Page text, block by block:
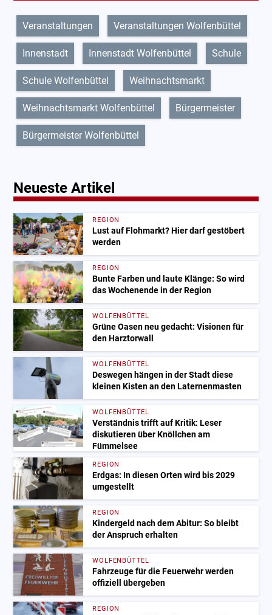
Veranstaltungen Veranstaltungen Wolfenbüttel
Innenstadt Innenstadt Wolfenbüttel Schule
Schule Wolfenbüttel Weihnachtsmarkt
Weihnachtsmarkt Wolfenbüttel Bürgermeister
Bürgermeister Wolfenbüttel
Neueste Artikel
REGION
Lust auf Flohmarkt? Hier darf gestöbert
werden
REGION
Bunte Farben und laute Klänge: So wird
das Wochenende in der Region
WOLFENBÜTTEL
Grüne Oasen neu gedacht: Visionen für
den Harztorwall
WOLFENBÜTTEL
Deswegen hängen in der Stadt diese
kleinen Kisten an den Laternenmasten
WOLFENBÜTTEL
Verständnis trifft auf Kritik: Leser
diskutieren über Knöllchen am
Fümmelsee
REGION
Erdgas: In diesen Orten wird bis 2029
umgestellt
REGION
Kindergeld nach dem Abitur: So bleibt
der Anspruch erhalten
WOLFENBÜTTEL
Fahrzeuge für die Feuerwehr werden
offiziell übergeben
REGION